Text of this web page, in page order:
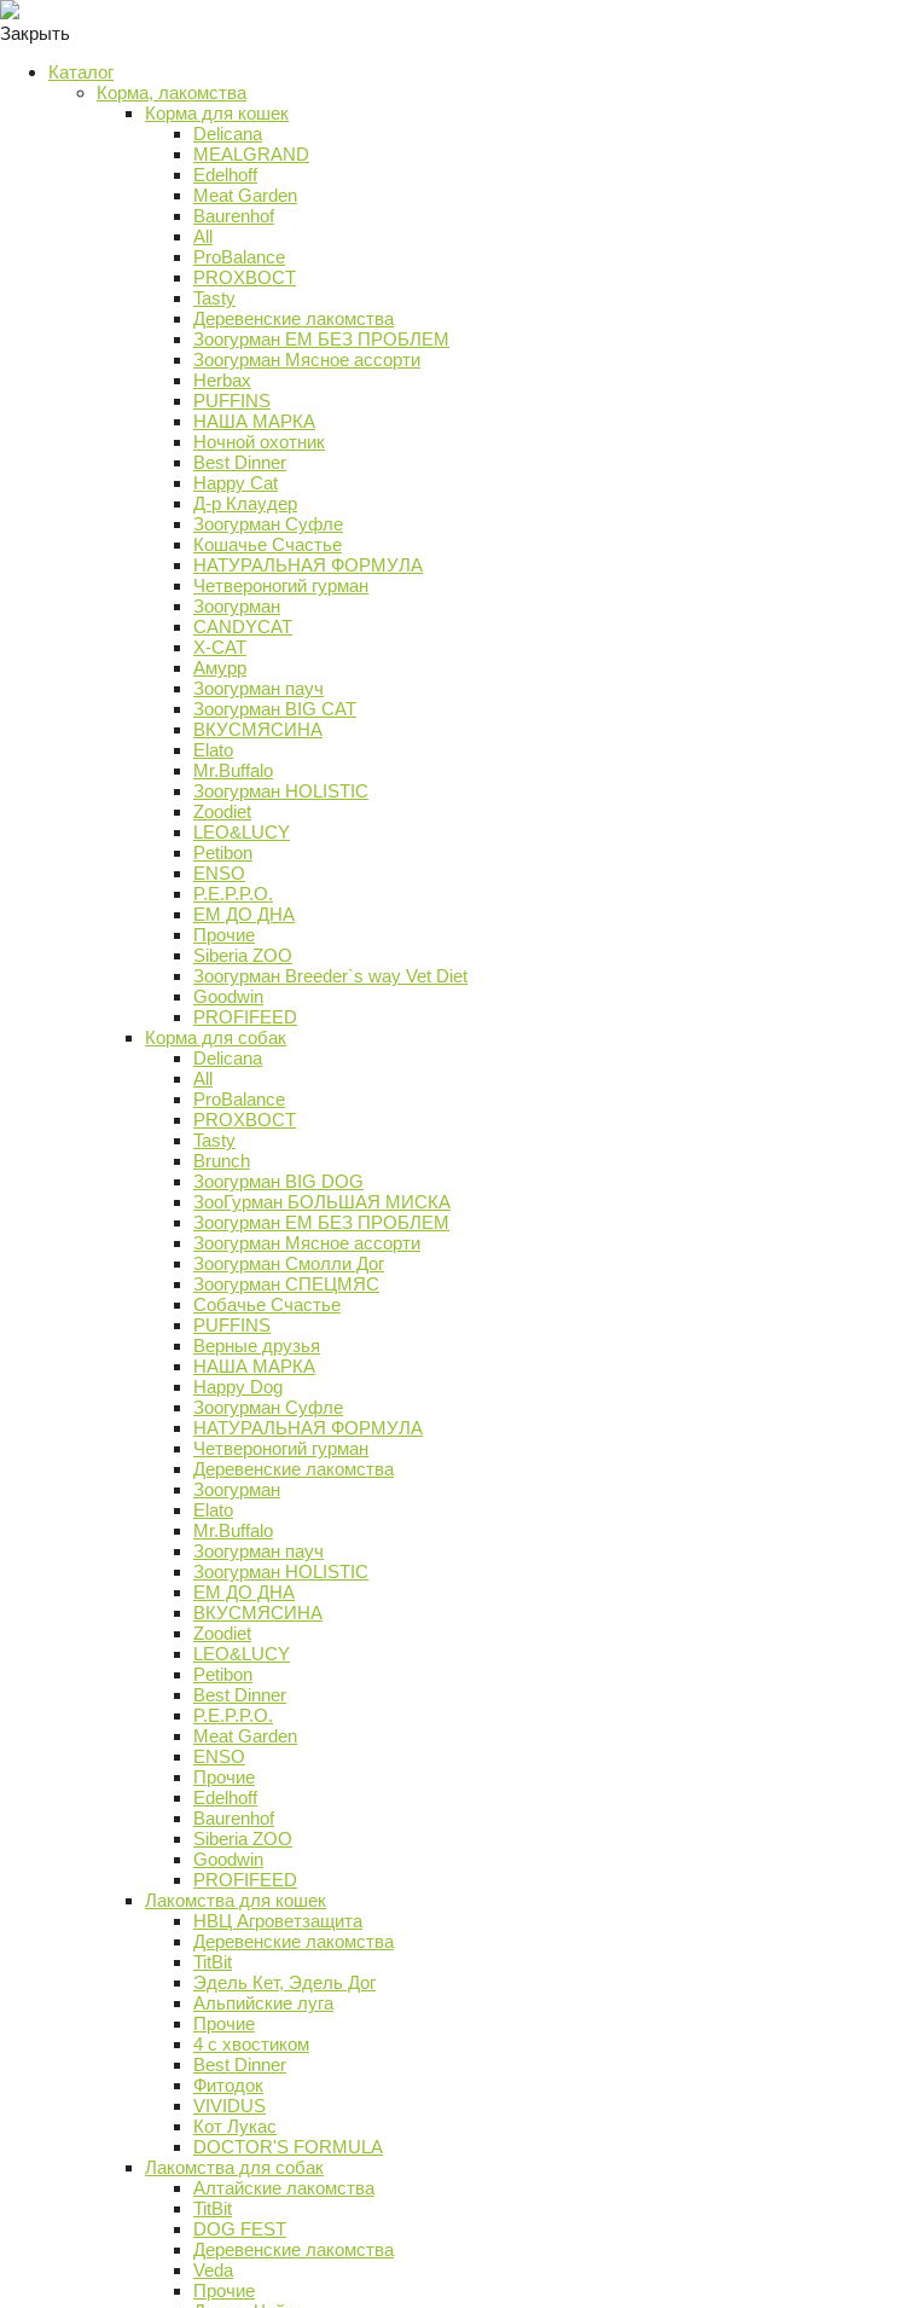
Закрыть
Каталог
Корма, лакомства
Корма для кошек
Delicana
MEALGRAND
Edelhoff
Meat Garden
Baurenhof
All
ProBalance
PROХВОСТ
Tasty
Деревенские лакомства
Зоогурман ЕМ БЕЗ ПРОБЛЕМ
Зоогурман Мясное ассорти
Herbax
PUFFINS
НАША МАРКА
Ночной охотник
Best Dinner
Happy Cat
Д-р Клаудер
Зоогурман Суфле
Кошачье Счастье
НАТУРАЛЬНАЯ ФОРМУЛА
Четвероногий гурман
Зоогурман
CANDYCAT
X-CAT
Амурр
Зоогурман пауч
Зоогурман BIG CAT
ВКУСМЯСИНА
Elato
Mr.Buffalo
Зоогурман HOLISTIC
Zoodiet
LEO&LUCY
Petibon
ENSO
P.E.P.P.O.
ЕМ ДО ДНА
Прочие
Siberia ZOO
Зоогурман Breeder`s way Vet Diet
Goodwin
PROFIFEED
Корма для собак
Delicana
All
ProBalance
PROХВОСТ
Tasty
Brunch
Зоогурман BIG DOG
ЗооГурман БОЛЬШАЯ МИСКА
Зоогурман ЕМ БЕЗ ПРОБЛЕМ
Зоогурман Мясное ассорти
Зоогурман Смолли Дог
Зоогурман СПЕЦМЯС
Собачье Счастье
PUFFINS
Верные друзья
НАША МАРКА
Happy Dog
Зоогурман Суфле
НАТУРАЛЬНАЯ ФОРМУЛА
Четвероногий гурман
Деревенские лакомства
Зоогурман
Elato
Mr.Buffalo
Зоогурман пауч
Зоогурман HOLISTIC
ЕМ ДО ДНА
ВКУСМЯСИНА
Zoodiet
LEO&LUCY
Petibon
Best Dinner
P.E.P.P.O.
Meat Garden
ENSO
Прочие
Edelhoff
Baurenhof
Siberia ZOO
Goodwin
PROFIFEED
Лакомства для кошек
НВЦ Агроветзащита
Деревенские лакомства
TitBit
Эдель Кет, Эдель Дог
Альпийские луга
Прочие
4 с хвостиком
Best Dinner
Фитодок
VIVIDUS
Кот Лукас
DOCTOR'S FORMULA
Лакомства для собак
Алтайские лакомства
TitBit
DOG FEST
Деревенские лакомства
Veda
Прочие